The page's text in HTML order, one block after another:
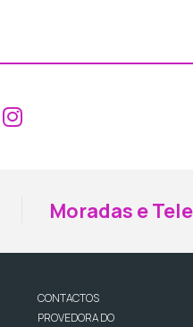
Aceder ao
Aceder ao
Moradas e
CONTACTOS
PROVEDORA DO